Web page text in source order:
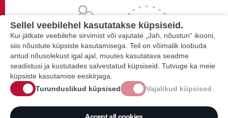
Sellel veebilehel kasutatakse küpsiseid.
Kui jätkate veebilehe sirvimist või vajutate „Jah, nõustun“ ikooni,
siis nõustute küpsiste kasutamisega. Teil on võimalik loobuda
antud nõusolekust igal ajal, muutes kasutatava seadme
seadistusi ja kustutades salvestatud küpsiseid. Tutvuge ka meie
küpsiste kasutamise eeskirjaga.
Turunduslikud küpsised
Vajalikud küpsised